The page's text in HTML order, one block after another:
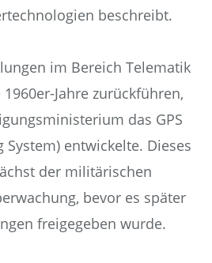
beschreibt.
im Bereich Telematik
Jahre zurückführen,
das GPS
entwickelte. Dieses
der militärischen
bevor es später
freigegeben wurde.